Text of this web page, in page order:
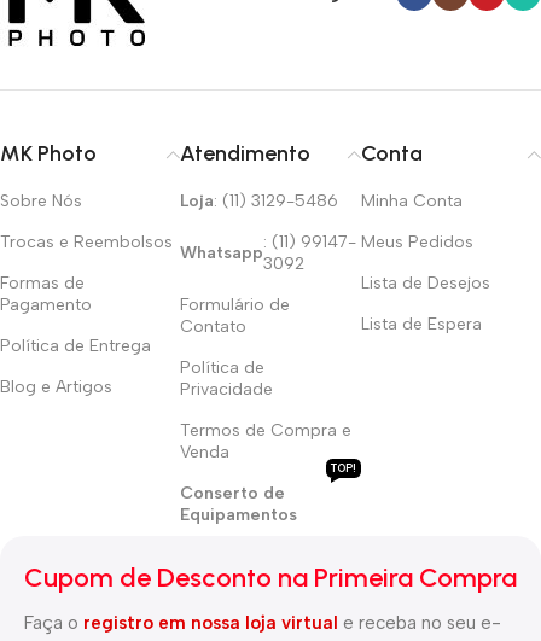
MK Photo
Sobre Nós
Trocas e Reembolsos
Formas de
Pagamento
Política de Entrega
Blog e Artigos
Atendimento
Loja: (11) 3129-5486
Whatsapp
: (11) 99147-
3092
Formulário de
Contato
Política de
Privacidade
Termos de Compra e
Venda
Conserto de
Equipamentos
TOP!
Conta
Minha Conta
Meus Pedidos
Lista de Desejos
Lista de Espera
Cupom de Desconto na Primeira Compra
Faça o registro em nossa loja virtual e receba no seu e-